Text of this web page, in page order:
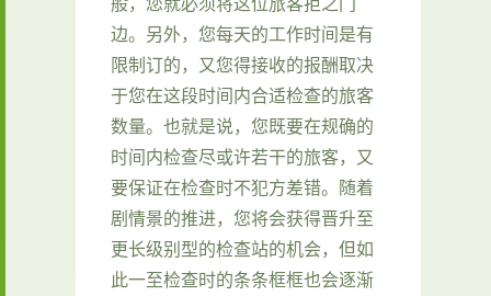
边。另外，您每天的工作时间是有
限制订的，又您得接收的报酬取决
于您在这段时间内合适检查的旅客
数量。也就是说，您既要在规确的
时间内检查尽或许若干的旅客，又
要保证在检查时不犯方差错。随着
剧情景的推进，您将会获得晋升至
更长级别型的检查站的机会，但如
此一至检查时的条条框框也会逐渐